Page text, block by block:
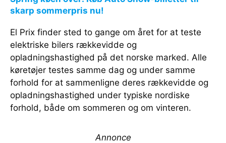
skarp sommerpris nu!
El Prix finder sted to gange om året for at teste
elektriske bilers rækkevidde og
opladningshastighed på det norske marked. Alle
køretøjer testes samme dag og under samme
forhold for at sammenligne deres rækkevidde og
opladningshastighed under typiske nordiske
forhold, både om sommeren og om vinteren.
Annonce